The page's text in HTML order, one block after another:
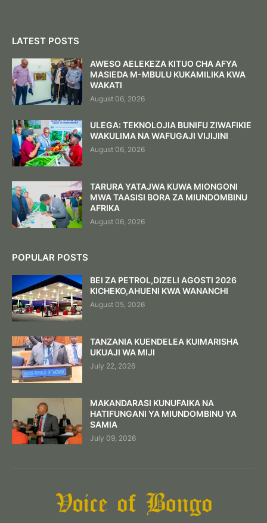
LATEST POSTS
AWESO AELEKEZA KITUO CHA AFYA
MASIEDA M-MBULU KUKAMILIKA KWA
WAKATI
August 06, 2026
ULEGA: TEKNOLOJIA BUNIFU ZIWAFIKIE
WAKULIMA NA WAFUGAJI VIJIJINI
August 06, 2026
TARURA YATAJWA KUWA MIONGONI
MWA TAASISI BORA ZA MIUNDOMBINU
AFRIKA
August 06, 2026
POPULAR POSTS
BEI ZA PETROL,DIZELI AGOSTI 2026
KICHEKO,AHUENI KWA WANANCHI
August 05, 2026
TANZANIA KUENDELEA KUIMARISHA
UKUAJI WA MIJI
July 22, 2026
MAKANDARASI KUNUFAIKA NA
HATIFUNGANI YA MIUNDOMBINU YA
SAMIA
July 09, 2026